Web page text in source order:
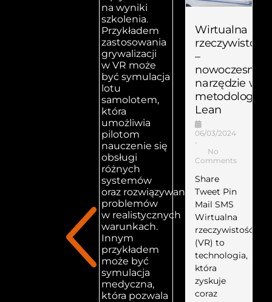
na wyniki
szkolenia.
Przykładem
zastosowania
grywalizacji
w VR może
być symulacja
lotu
samolotem,
która
umożliwia
pilotom
nauczenie się
obsługi
różnych
systemów
oraz rozwiązywania
problemów
w realistycznych
warunkach.
Innym
przykładem
może być
symulacja
medyczna,
która pozwala
Wirtualna
rzeczywistość
–
nowoczesne
narzędzie w
metodologii
Lean
06/03/2024
•
No
Comments
Share
Tweet Pin
Mail SMS
Wirtualna
rzeczywistość
(VR) to
technologia,
która
zyskuje
coraz